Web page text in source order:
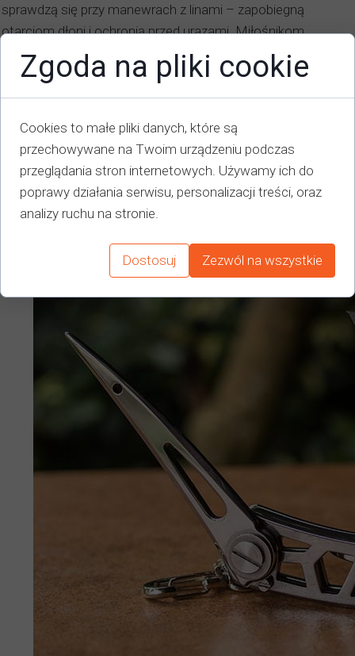
sprawdzą się przy manewrach z linami – zapobiegną
otarciom dłoni i ochronią przed urazami. Miłośnikom
żeglarstwa radzimy zaopatrzyć się w profesjonalne rękawice
– ich koszt zaczyna się od ok. 50 zł. Tym, którzy szukają
alternatywy na pierwszyczarter jachtów na Zalewie
6. Scyzoryk wielofunkcyjny
Nóż, otwieracz do konserw, a w wersji żeglarskiej szeklownik
Zgoda na pliki cookie
Cookies to małe pliki danych, które są
przechowywane na Twoim urządzeniu podczas
przeglądania stron internetowych. Używamy ich do
poprawy działania serwisu, personalizacji treści, oraz
analizy ruchu na stronie.
Dostosuj Zezwól na wszystkie